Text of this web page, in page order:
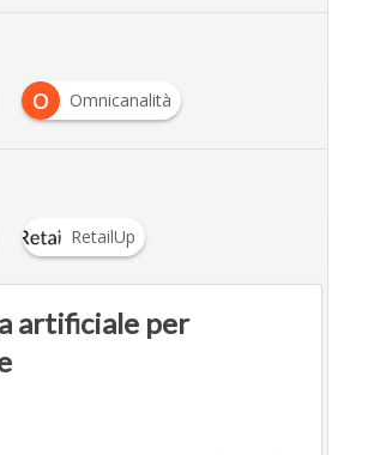
O Omnicanalità
RetailUp
artificiale per